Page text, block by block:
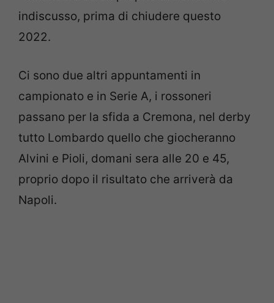
indiscusso, prima di chiudere questo
2022.
Ci sono due altri appuntamenti in
campionato e in Serie A, i rossoneri
passano per la sfida a Cremona, nel derby
tutto Lombardo quello che giocheranno
Alvini e Pioli, domani sera alle 20 e 45,
proprio dopo il risultato che arriverà da
Napoli.